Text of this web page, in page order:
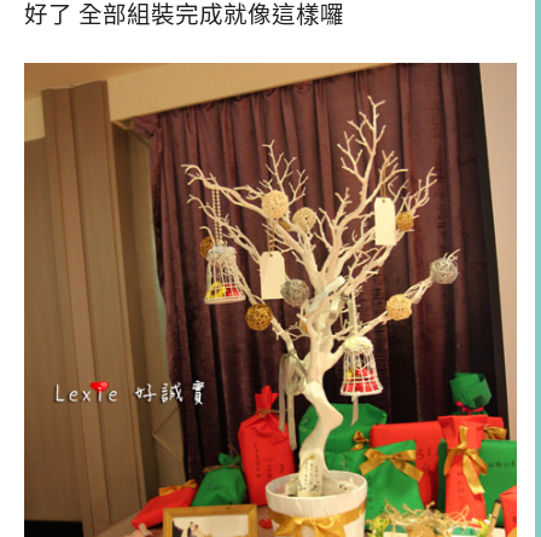
好了 全部組裝完成就像這樣囉